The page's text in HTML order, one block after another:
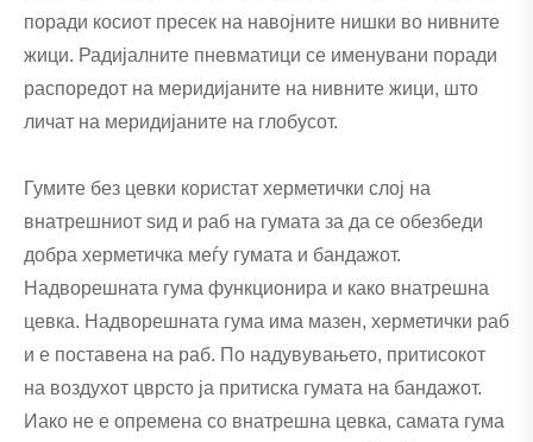
поради косиот пресек на навојните нишки во нивните
жици. Радијалните пневматици се именувани поради
распоредот на меридијаните на нивните жици, што
личат на меридијаните на глобусот.
Гумите без цевки користат херметички слој на
внатрешниот ѕид и раб на гумата за да се обезбеди
добра херметичка меѓу гумата и бандажот.
Надворешната гума функционира и како внатрешна
цевка. Надворешната гума има мазен, херметички раб
и е поставена на раб. По надувувањето, притисокот
на воздухот цврсто ја притиска гумата на бандажот.
Иако не е опремена со внатрешна цевка, самата гума